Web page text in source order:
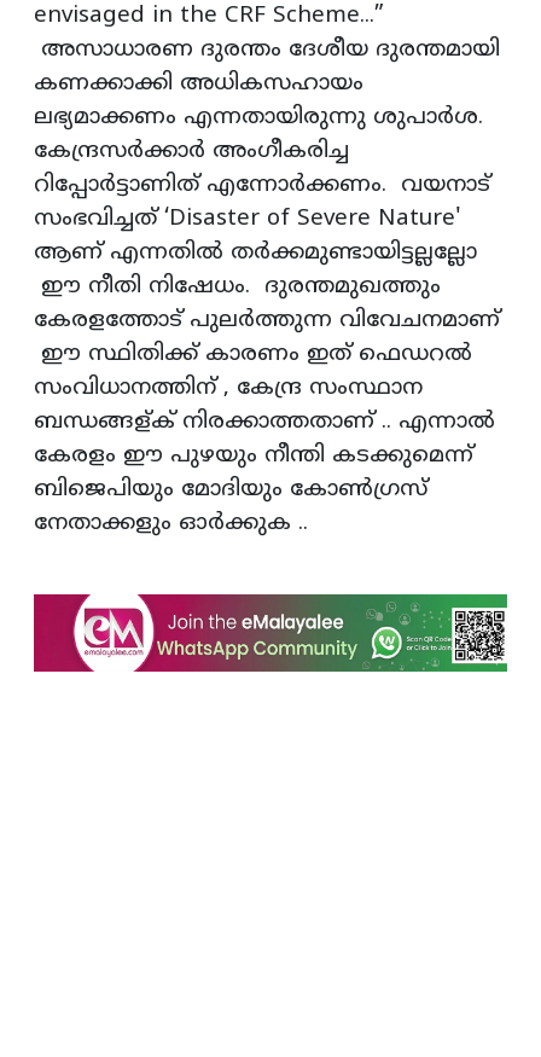
envisaged in the CRF Scheme...”
അസാധാരണ ദുരന്തം ദേശീയ ദുരന്തമായി
കണക്കാക്കി അധികസഹായം
ലഭ്യമാക്കണം എന്നതായിരുന്നു ശുപാർശ.
കേന്ദ്രസർക്കാർ അംഗീകരിച്ച
റിപ്പോർട്ടാണിത് എന്നോർക്കണം. വയനാട്
സംഭവിച്ചത് ‘Disaster of Severe Nature'
ആണ് എന്നതിൽ തർക്കമുണ്ടായിട്ടല്ലല്ലോ
ഈ നീതി നിഷേധം. ദുരന്തമുഖത്തും
കേരളത്തോട് പുലർത്തുന്ന വിവേചനമാണ്
ഈ സ്ഥിതിക്ക്‌ കാരണം ഇത് ഫെഡറൽ
സംവിധാനത്തിന് , കേന്ദ്ര സംസ്ഥാന
ബന്ധങ്ങള്ക് നിരക്കാത്തതാണ് .. എന്നാൽ
കേരളം ഈ പുഴയും നീന്തി കടക്കുമെന്ന്
ബിജെപിയും മോദിയും കോൺഗ്രസ്
നേതാക്കളും ഓർക്കുക ..